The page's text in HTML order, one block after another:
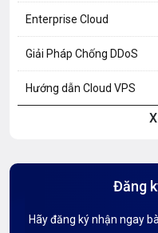
Enterprise Cloud
Giải Pháp Chống DDoS
Hướng dẫn Cloud VPS
Hướng dẫn Tên miền
Kiến thức AI
Đăng
Hãy đăng ký nhận ngay